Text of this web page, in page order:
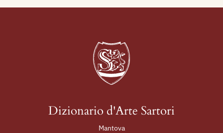
Dizionario d'Arte Sartori
Mantova